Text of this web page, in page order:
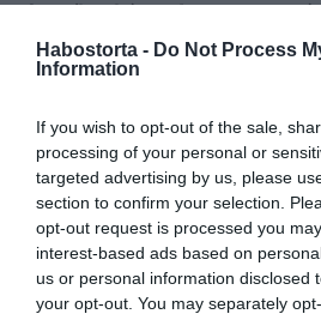
Habostorta - Do Not Process
Information
If you wish to opt-out of the sale,
processing of your personal or
targeted advertising by us, please
section to confirm your selection.
opt-out request is processed you
interest-based ads based on
us or personal information disclosed
your opt-out. You may separately
párt alkottak. Az álomesküvőn a
a hosszú évekkel ezelőtt súlyos
Mint ismert, a Forma–1-es legenda
síbaleset következtében súlyosan
kómába esett. Azóta nem
előtt, míg családja szigorúan őrzi
kapcsolatos információkat.
Megosztás: